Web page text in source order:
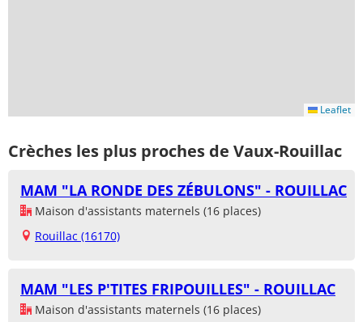
Leaflet
Crèches les plus proches de Vaux-Rouillac
MAM "LA RONDE DES ZÉBULONS" - ROUILLAC
Maison d'assistants maternels (16 places)
Rouillac (16170)
MAM "LES P'TITES FRIPOUILLES" - ROUILLAC
Maison d'assistants maternels (16 places)